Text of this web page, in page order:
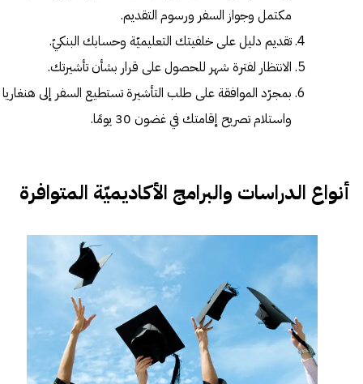
مكتمل وجواز السفر ورسوم التقديم.
تقديم دليل على خلفيتك التعليميّة وحسابك البنكيّ.
الانتظار لفترة شهر للحصول على قرار بشأن تأشيرتك.
بمجرّد الموافقة على طلب التأشيرة تستطيع السفر إلى هنغاريا
واستلام تصريح إقامتك في غضون 30 يومًا.
أنواع الدراسات والبرامج الأكاديميّة المتوافرة